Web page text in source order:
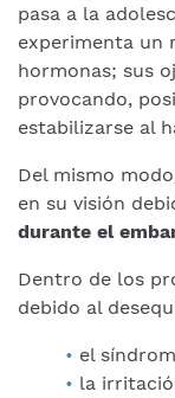
pasa a la
experimenta un
hormonas; sus
provocando,
estabilizarse al
Del mismo
en su visión
durante el
Dentro de los
debido al
el
la